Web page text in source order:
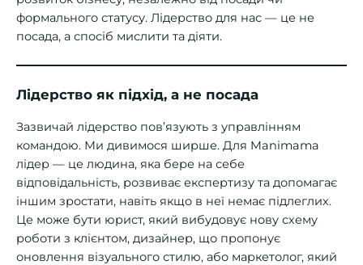
формального статусу. Лідерство для нас — це не
посада, а спосіб мислити та діяти.
Лідерство як підхід, а не посада
Зазвичай лідерство пов’язують з управлінням
командою. Ми дивимося ширше. Для Manimama
лідер — це людина, яка бере на себе
відповідальність, розвиває експертизу та допомагає
іншим зростати, навіть якщо в неї немає підлеглих.
Це може бути юрист, який вибудовує нову схему
роботи з клієнтом, дизайнер, що пропонує
оновлення візуального стилю, або маркетолог, який